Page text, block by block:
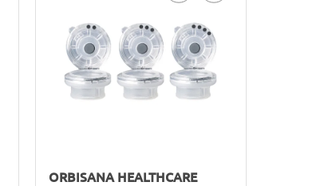
ORBISANA HEALTHCARE